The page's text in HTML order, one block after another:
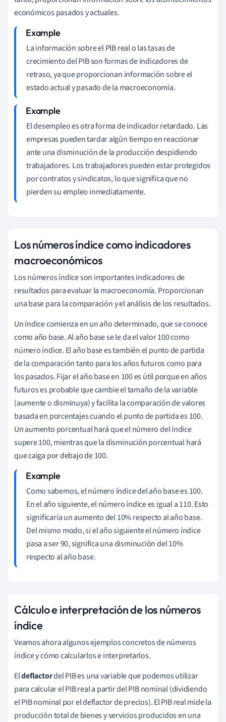
económicos pasados y actuales.
La información sobre el PIB real o las tasas de
crecimiento del PIB son formas de indicadores de
retraso, ya que proporcionan información sobre el
estado actual y pasado de la macroeconomía.
El desempleo es otra forma de indicador retardado. Las
empresas pueden tardar algún tiempo en reaccionar
ante una disminución de la producción despidiendo
trabajadores. Los trabajadores pueden estar protegidos
por contratos y sindicatos, lo que significa que no
pierden su empleo inmediatamente.
Los números índice como indicadores
macroeconómicos
Los números índice son importantes indicadores de
resultados para evaluar la macroeconomía. Proporcionan
una base para la comparación y el análisis de los resultados.
Un índice comienza en un año determinado, que se conoce
como año base. Al año base se le da el valor 100 como
número índice. El año base es también el punto de partida
de la comparación tanto para los años futuros como para
los pasados. Fijar el año base en 100 es útil porque en años
futuros es probable que cambie el tamaño de la variable
(aumente o disminuya) y facilita la comparación de valores
basada en porcentajes cuando el punto de partida es 100.
Un aumento porcentual hará que el número del índice
supere 100, mientras que la disminución porcentual hará
que caiga por debajo de 100.
Como sabemos, el número índice del año base es 100.
En el año siguiente, el número índice es igual a 110. Esto
significaría un aumento del 10% respecto al año base.
Del mismo modo, si el año siguiente el número índice
pasa a ser 90, significa una disminución del 10%
respecto al año base.
Cálculo e interpretación de los números
índice
Veamos ahora algunos ejemplos concretos de números
índice y cómo calcularlos e interpretarlos.
Eldeflactordel PIB es una variable que podemos utilizar
para calcular el PIB real a partir del PIB nominal (dividiendo
el PIB nominal por el deflactor de precios). El PIB real mide la
producción total de bienes y servicios producidos en una